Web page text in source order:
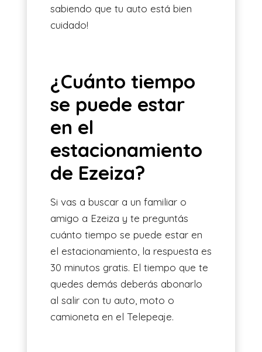
sabiendo que tu auto está bien
cuidado!
¿Cuánto tiempo
se puede estar
en el
estacionamiento
de Ezeiza?
Si vas a buscar a un familiar o
amigo a Ezeiza y te preguntás
cuánto tiempo se puede estar en
el estacionamiento, la respuesta es
30 minutos gratis. El tiempo que te
quedes demás deberás abonarlo
al salir con tu auto, moto o
camioneta en el Telepeaje.